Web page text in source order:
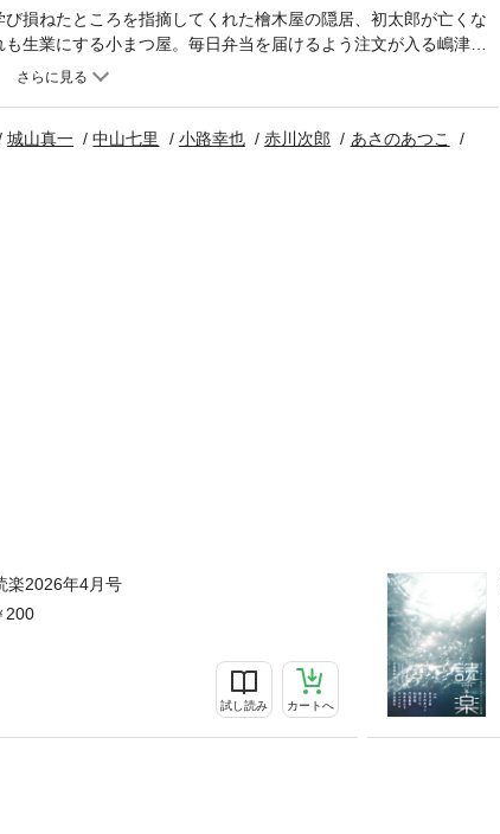
楽2026年4月号
200
試し読み カートへ
損ねたところを指摘してくれた檜木屋の隠居、初太郎が亡くな
業にする小まつ屋。毎日弁当を届けるよう注文が入る嶋津
っぽく、鉄二は目が離せなくなるのだが─武川 佑 下曾根三
みと恋の手ほどきは【連載小説 歴史＆時代】あさのあつこ お
月とコーヒー【連載小説 妖異幻怪】夢枕 獏 闇狩り師 摩多羅神
マチオ 追読人間臨終図巻
城山真一 中山七里 小路幸也 赤川次郎
あさのあつこ